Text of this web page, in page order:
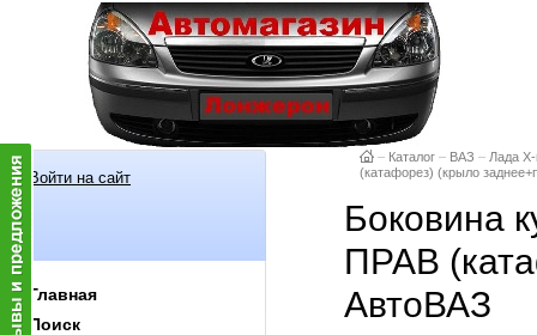
Войти на сайт
Главная
Поиск
– Каталог – ВАЗ – Лада
(катафорез) (крыло
Боковина
ПРАВ
АвтоВАЗ